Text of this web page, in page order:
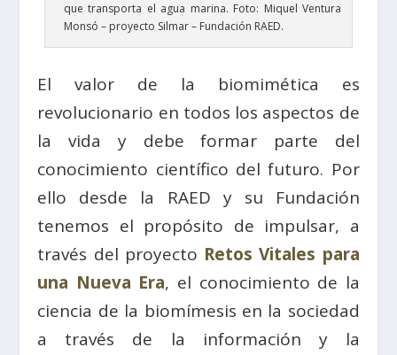
que transporta el agua marina. Foto: Miquel Ventura
Monsó – proyecto Silmar – Fundación RAED.
El valor de la biomimética es
revolucionario en todos los aspectos de
la vida y debe formar parte del
conocimiento científico del futuro. Por
ello desde la RAED y su Fundación
tenemos el propósito de impulsar, a
través del proyecto Retos Vitales para
una Nueva Era, el conocimiento de la
ciencia de la biomímesis en la sociedad
a través de la información y la